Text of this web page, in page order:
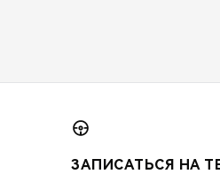
ЗАПИСАТЬСЯ НА